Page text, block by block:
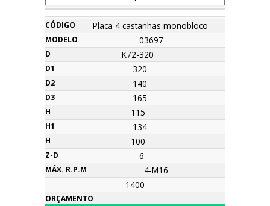
Placa 4 castanhas monobloco
03697
K72-320
320
140
165
115
134
100
6
4-M16
1400